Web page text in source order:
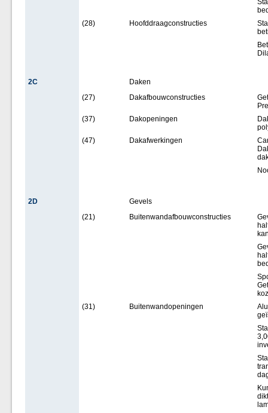
(28)
Hoofddraagconstructies
2C
Daken
(27)
Dakafbouwconstructies
(37)
Dakopeningen
(47)
Dakafwerkingen
2D
Gevels
(21)
Buitenwandafbouwconstructies
(31)
Buitenwandopeningen